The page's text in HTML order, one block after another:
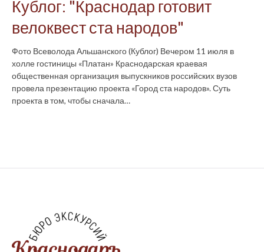
Кублог: "Краснодар готовит
велоквест ста народов"
Фото Всеволода Альшанского (Кублог) Вечером 11 июля в
холле гостиницы «Платан» Краснодарская краевая
общественная организация выпускников российских вузов
провела презентацию проекта «Город ста народов». Суть
проекта в том, чтобы сначала…